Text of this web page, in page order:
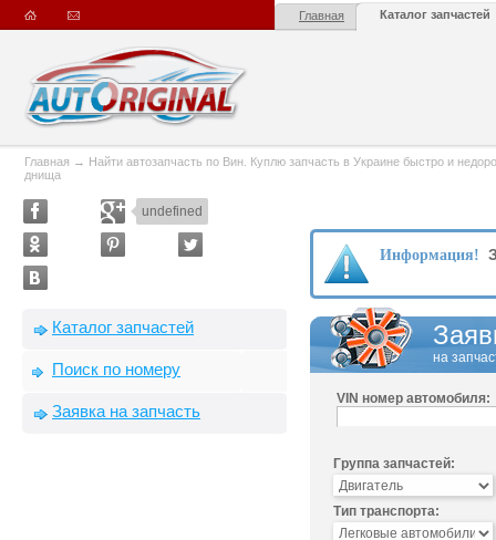
Главная Каталог запчастей
Главная → Найти автозапчасть по Вин. Куплю запчасть в Украине быстро и
днища
undefined
Каталог запчастей
Поиск по номеру
Заявка на запчасть
Информация!
на
VIN номер автомобиля:
Группа запчастей:
Тип транспорта: